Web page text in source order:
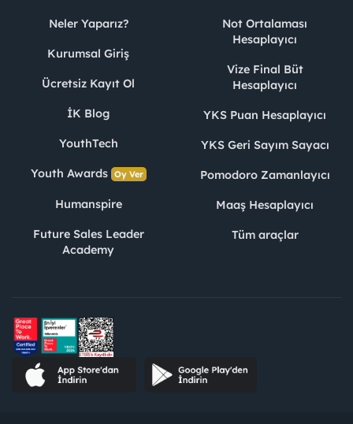
Neler Yaparız?
Kurumsal Giriş
Ücretsiz Kayıt Ol
İK Blog
YouthTech
Youth Awards Oy Ver
Humanspire
Future Sales Leader
Academy
Not Ortalaması
Hesaplayıcı
Vize Final Büt
Hesaplayıcı
YKS Puan Hesaplayıcı
YKS Geri Sayım Sayacı
Pomodoro Zamanlayıcı
Maaş Hesaplayıcı
Tüm araçlar